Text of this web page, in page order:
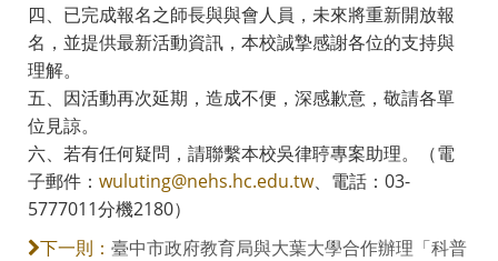
四、已完成報名之師長與與會人員，未來將重新開放報
名，並提供最新活動資訊，本校誠摯感謝各位的支持與
理解。
五、因活動再次延期，造成不便，深感歉意，敬請各單
位見諒。
六、若有任何疑問，請聯繫本校吳律聤專案助理。（電
子郵件： wuluting@nehs.hc.edu.tw、電話：03-
5777011分機2180）
下一則： 臺中市政府教育局與大葉大學合作辦理「科普